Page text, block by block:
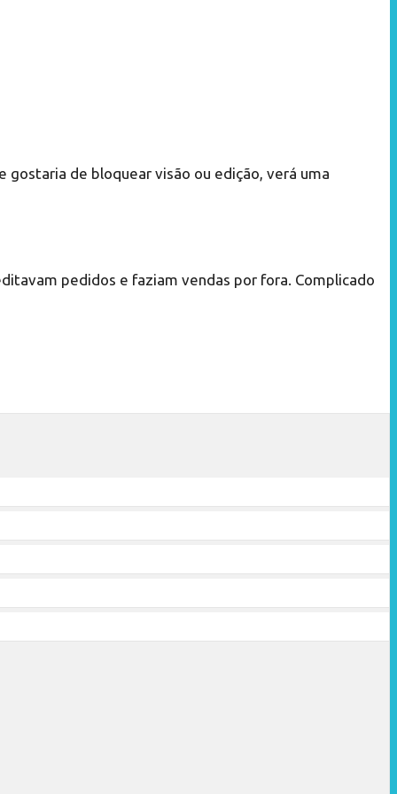
gostaria de bloquear visão ou edição, verá uma
pedidos e faziam vendas por fora. Complicado